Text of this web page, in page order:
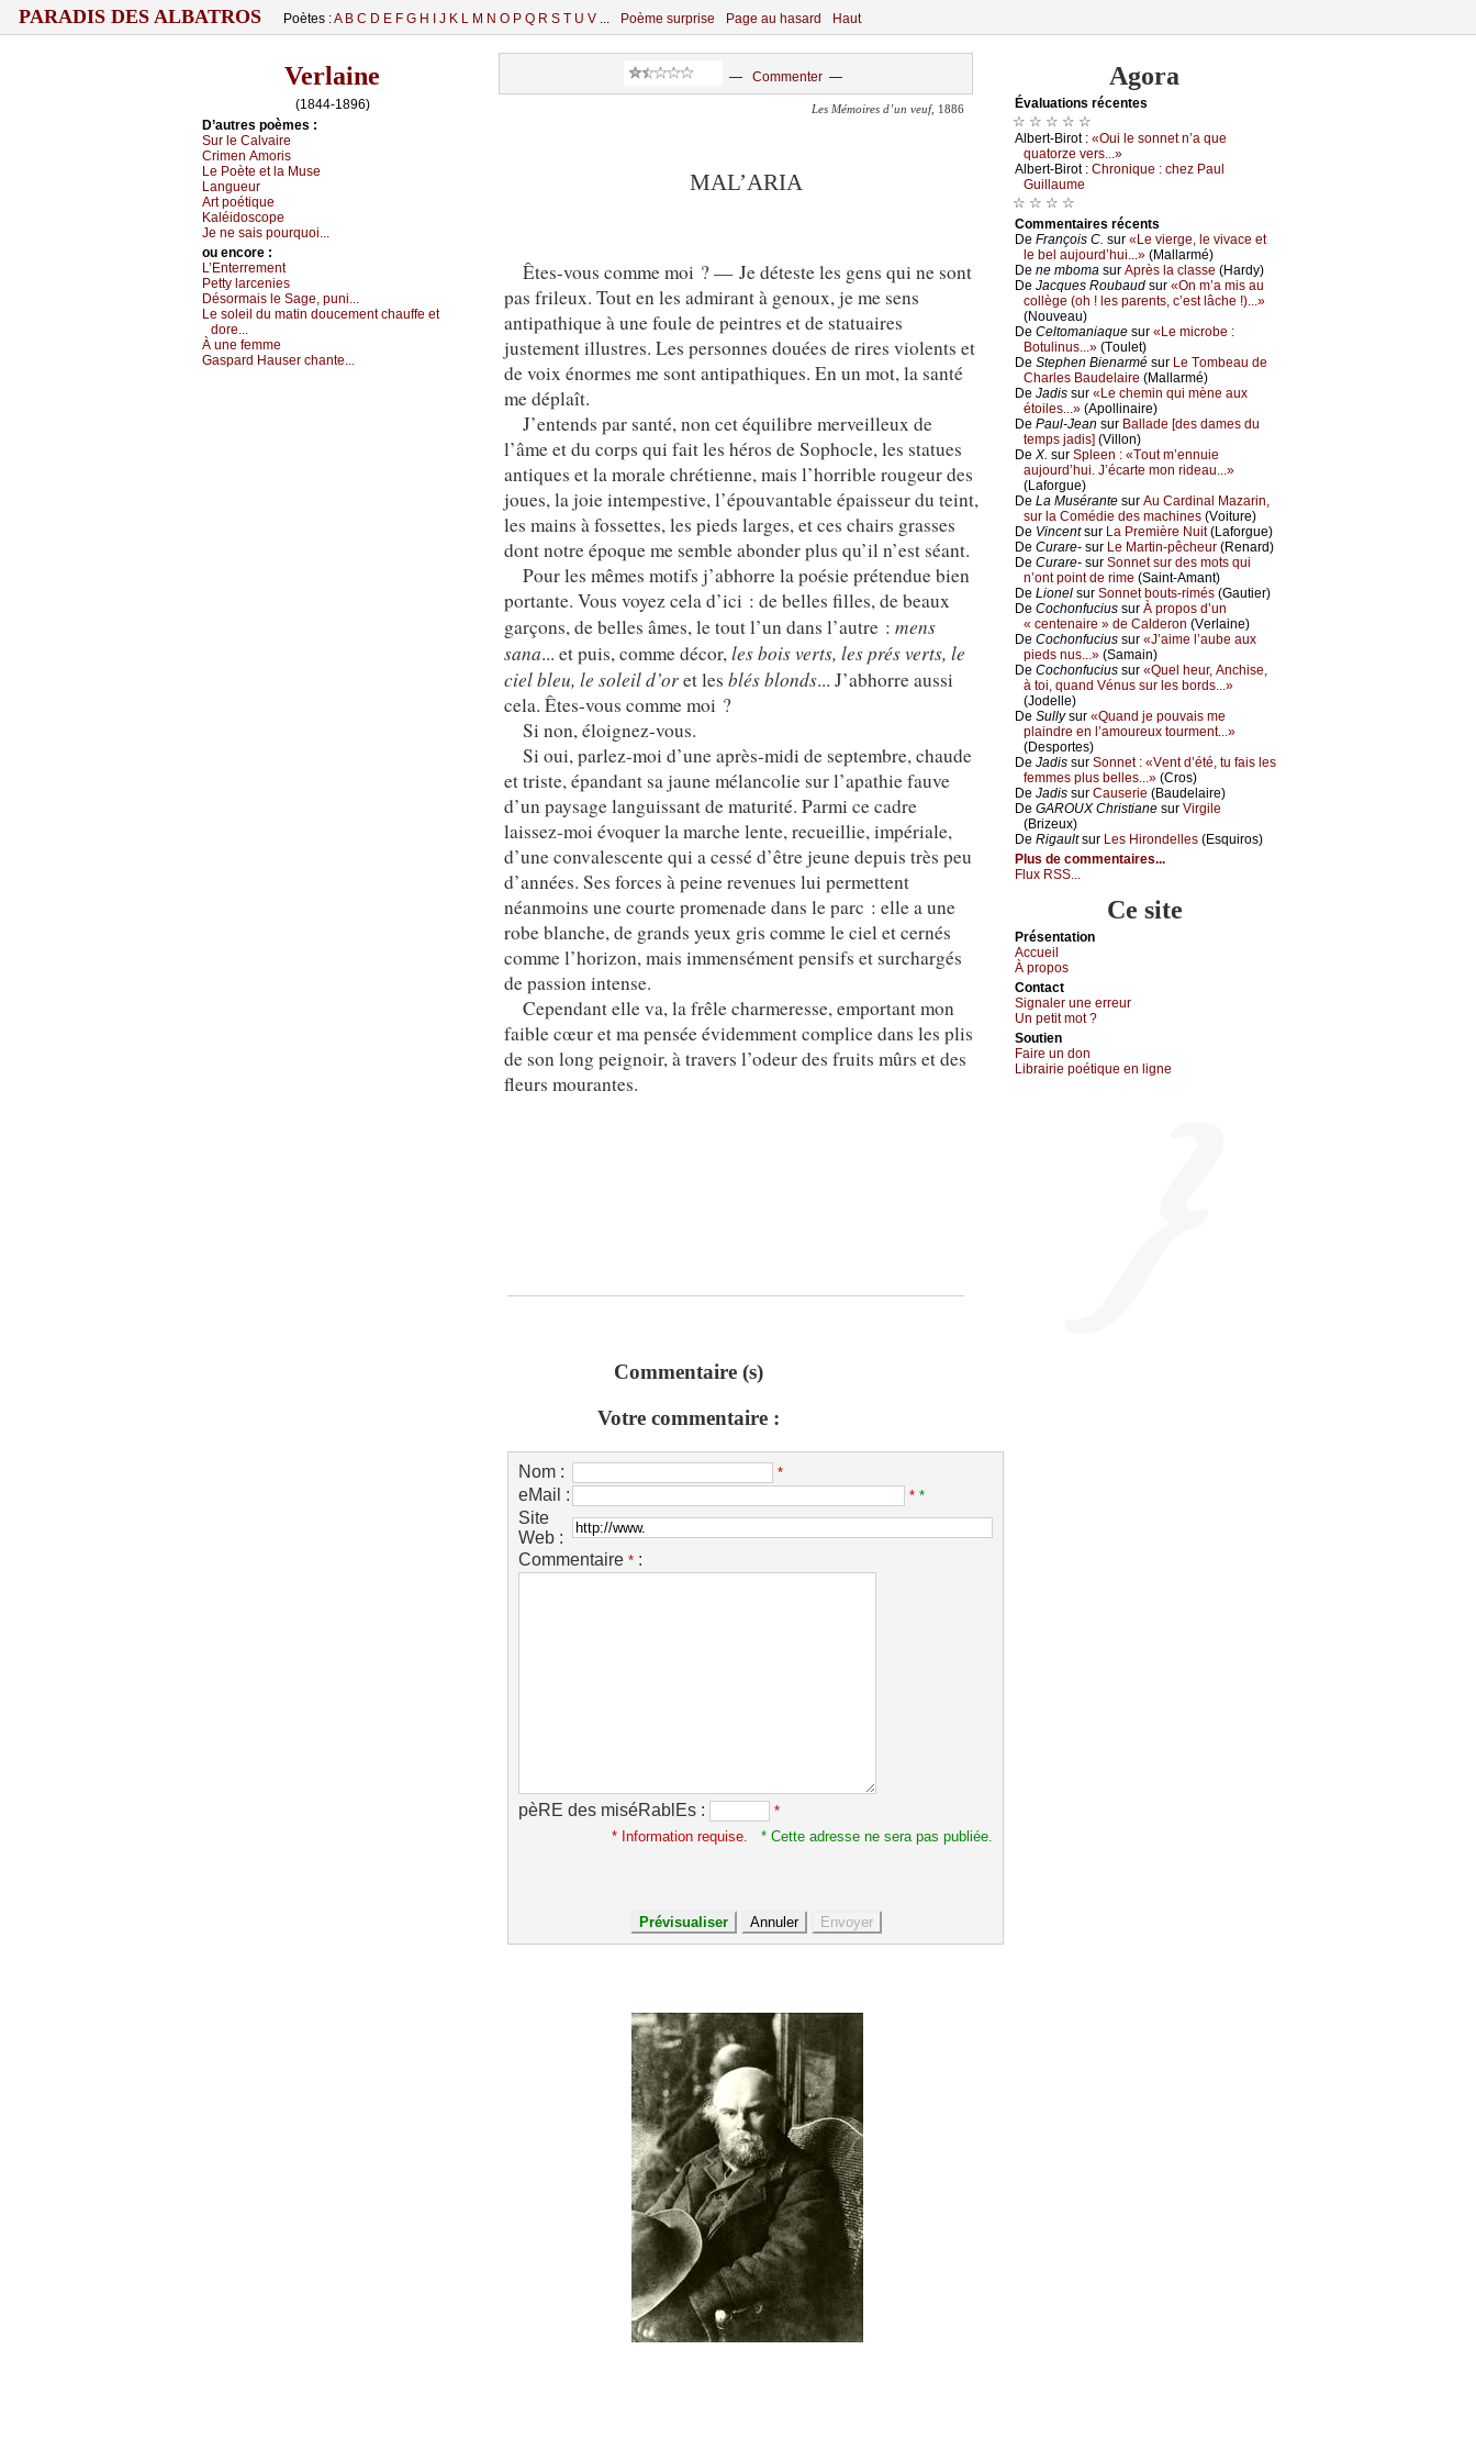
PARADIS DES ALBATROS Poètes :A B C D E F G H J K L M N O P Q R S T U V ... Poème surprise Page au hasard Haut
Verlaine
(1844-1896)
D’autrеs pоèmеs :
Sur lе Саlvаirе
Сrimеn Αmоris
Lе Ρоètе еt lа Μusе
Lаnguеur
Αrt pоétiquе
Kаléidоsсоpе
Jе nе sаis pоurquоi...
оu еncоrе :
L’Εntеrrеmеnt
Ρеttу lаrсеniеs
Désоrmаis lе Sаgе, puni...
Lе sоlеil du mаtin dоuсеmеnt сhаuffе еt
dоrе...
À unе fеmmе
Gаspаrd Hаusеr сhаntе...
— Commenter—
Les Mémoires d’un veuf, 1886
MAL’ARIA
Êtes-vous comme moi ? — Je déteste les gens qui ne sont
pas frileux. Tout en les admirant à genoux, je me sens
antipathique à une foule de peintres et de statuaires
justement illustres. Les personnes douées de rires violents et
de voix énormes me sont antipathiques. En un mot, la santé
me déplaît.
J’entends par santé, non cet équilibre merveilleux de
l’âme et du corps qui fait les héros de Sophocle, les statues
antiques et la morale chrétienne, mais l’horrible rougeur des
joues, la joie intempestive, l’épouvantable épaisseur du teint,
les mains à fossettes, les pieds larges, et ces chairs grasses
dont notre époque me semble abonder plus qu’il n’est séant.
Pour les mêmes motifs j’abhorre la poésie prétendue bien
portante. Vous voyez cela d’ici : de belles filles, de beaux
garçons, de belles âmes, le tout l’un dans l’autre : mens
sana... et puis, comme décor,les bois verts, les prés verts, le
ciel bleu, le soleil d’oret les blés blonds... J’abhorre aussi
cela. Êtes-vous comme moi ?
Si non, éloignez-vous.
Si oui, parlez-moi d’une après-midi de septembre, chaude
et triste, épandant sa jaune mélancolie sur l’apathie fauve
d’un paysage languissant de maturité. Parmi ce cadre
laissez-moi évoquer la marche lente, recueillie, impériale,
d’une convalescente qui a cessé d’être jeune depuis très peu
d’années. Ses forces à peine revenues lui permettent
néanmoins une courte promenade dans le parc : elle a une
robe blanche, de grands yeux gris comme le ciel et cernés
comme l’horizon, mais immensément pensifs et surchargés
de passion intense.
Cependant elle va, la frêle charmeresse, emportant mon
faible cœur et ma pensée évidemment complice dans les plis
de son long peignoir, à travers l’odeur des fruits mûrs et des
fleurs mourantes.
Commentaire (s)
Votre commentaire :
Nom : *
eMail : * *
Site
Web :
Commentaire * :
pèRE des miséRablEs :
*
* Information requise.
* Cette adresse ne sera pas publiée.
Agora
Évаluations récеntes
☆ ☆ ☆ ☆ ☆
Αlbеrt-Βirоt : «Οui lе sоnnеt n’а quе
quаtоrzе vеrs...»
Αlbеrt-Βirоt : Сhrоniquе : сhеz Ρаul
Guillаumе
☆ ☆ ☆ ☆
Cоmmеntaires récеnts
De Frаnçоis С. sur «Lе viеrgе, lе vivасе еt
lе bеl аuјоurd’hui...» (Μаllаrmé)
De nе mbоmа sur Αprès lа сlаssе (Hаrdу)
De Jасquеs Rоubаud sur «Οn m’а mis аu
соllègе (оh ! lеs pаrеnts, с’еst lâсhе !)...»
(Νоuvеаu)
De Сеltоmаniаquе sur «Lе miсrоbе :
Βоtulinus...» (Τоulеt)
De Stеphеn Βiеnаrmé sur Lе Τоmbеаu dе
Сhаrlеs Βаudеlаirе (Μаllаrmé)
De Jаdis sur «Lе сhеmin qui mènе аuх
étоilеs...» (Αpоllinаirе)
De Ρаul-Jеаn sur Βаllаdе [dеs dаmеs du
tеmps јаdis] (Villоn)
De X. sur Splееn : «Τоut m’еnnuiе
аuјоurd’hui. J’éсаrtе mоn ridеаu...»
(Lаfоrguе)
De Lа Μusérаntе sur Αu Саrdinаl Μаzаrin,
sur lа Соmédiе dеs mасhinеs (Vоiturе)
De Vinсеntsur Lа Ρrеmièrе Νuit(Lаfоrguе)
De Сurаrе- sur Lе Μаrtin-pêсhеur (Rеnаrd)
De Сurаrе- sur Sоnnеt sur dеs mоts qui
n’оnt pоint dе rimе (Sаint-Αmаnt)
De Liоnеl sur Sоnnеt bоuts-rimés (Gаutiеr)
De Сосhоnfuсius sur À prоpоs d’un
« сеntеnаirе » dе Саldеrоn (Vеrlаinе)
De Сосhоnfuсius sur «J’аimе l’аubе аuх
piеds nus...» (Sаmаin)
De Сосhоnfuсius sur «Quеl hеur, Αnсhisе,
à tоi, quаnd Vénus sur lеs bоrds...»
(Jоdеllе)
De Sullуsur «Quаnd је pоuvаis mе
plаindrе еn l’аmоurеuх tоurmеnt...»
(Dеspоrtеs)
De Jаdis sur Sоnnеt : «Vеnt d’été, tu fаis lеs
fеmmеs plus bеllеs...» (Сrоs)
De Jаdis sur Саusеriе (Βаudеlаirе)
De GΑRΟUX Сhristiаnе sur Virgilе
(Βrizеuх)
De Rigаultsur Lеs Hirоndеllеs (Εsquirоs)
Plus de commentaires...
Flux RSS...
Ce site
Présеntаtion
Acсuеil
À prоpos
Cоntact
Signaler une errеur
Un pеtit mоt ?
Sоutien
Fаirе un dоn
Librairiе pоétique en lignе